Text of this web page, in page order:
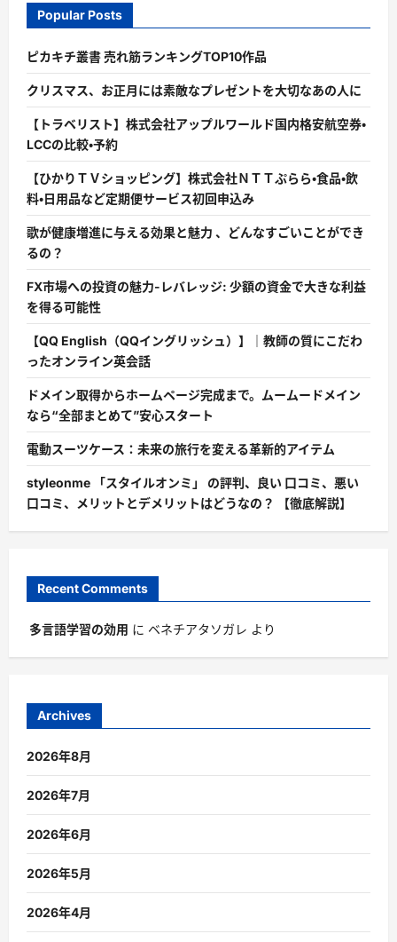
Popular Posts
ピカキチ叢書 売れ筋ランキングTOP10作品
クリスマス、お正月には素敵なプレゼントを大切なあの人に
【トラベリスト】株式会社アップルワールド国内格安航空券・
LCCの比較・予約
【ひかりＴＶショッピング】株式会社ＮＴＴぷらら・食品・飲
料・日用品など定期便サービス初回申込み
歌が健康増進に与える効果と魅力 、どんなすごいことができ
るの？
FX市場への投資の魅力-レバレッジ: 少額の資金で大きな利益
を得る可能性
【QQ English（QQイングリッシュ）】｜教師の質にこだわ
ったオンライン英会話
ドメイン取得からホームページ完成まで。ムームードメイン
なら“全部まとめて”安心スタート
電動スーツケース：未来の旅行を変える革新的アイテム
styleonme 「スタイルオンミ」 の評判、良い 口コミ、悪い
口コミ、メリットとデメリットはどうなの？ 【徹底解説】
Recent Comments
多言語学習の効用 に ベネチアタソガレ より
Archives
2026年8月
2026年7月
2026年6月
2026年5月
2026年4月